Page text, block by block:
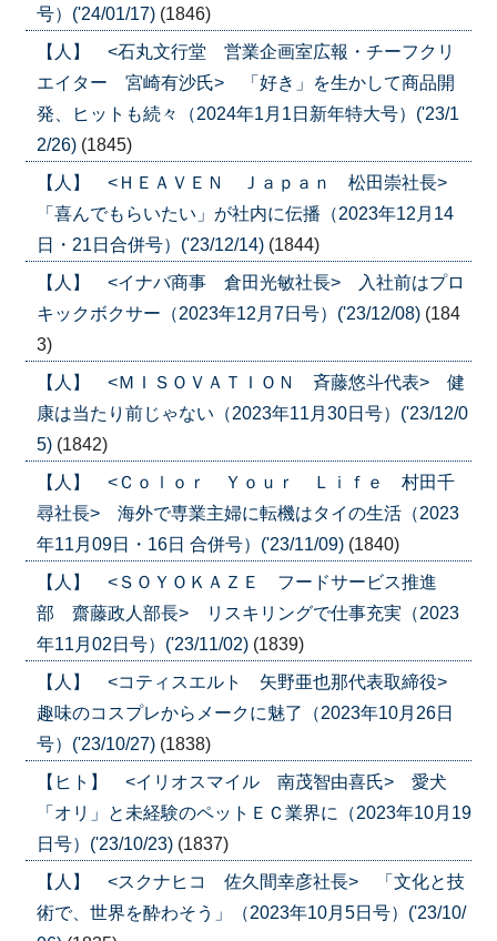
号）('24/01/17) (1846)
【人】 <石丸文行堂 営業企画室広報・チーフクリ
エイター 宮崎有沙氏> 「好き」を生かして商品開
発、ヒットも続々（2024年1月1日新年特大号）('23/1
2/26) (1845)
【人】 <ＨＥＡＶＥＮ Ｊａｐａｎ 松田崇社長>
「喜んでもらいたい」が社内に伝播（2023年12月14
日・21日合併号）('23/12/14) (1844)
【人】 <イナバ商事 倉田光敏社長> 入社前はプロ
キックボクサー（2023年12月7日号）('23/12/08) (184
3)
【人】 <ＭＩＳＯＶＡＴＩＯＮ 斉藤悠斗代表> 健
康は当たり前じゃない（2023年11月30日号）('23/12/0
5) (1842)
【人】 <Ｃｏｌｏｒ Ｙｏｕｒ Ｌｉｆｅ 村田千
尋社長> 海外で専業主婦に転機はタイの生活（2023
年11月09日・16日 合併号）('23/11/09) (1840)
【人】 <ＳＯＹＯＫＡＺＥ フードサービス推進
部 齋藤政人部長> リスキリングで仕事充実（2023
年11月02日号）('23/11/02) (1839)
【人】 <コティスエルト 矢野亜也那代表取締役>
趣味のコスプレからメークに魅了（2023年10月26日
号）('23/10/27) (1838)
【ヒト】 <イリオスマイル 南茂智由喜氏> 愛犬
「オリ」と未経験のペットＥＣ業界に（2023年10月19
日号）('23/10/23) (1837)
【人】 <スクナヒコ 佐久間幸彦社長> 「文化と技
術で、世界を酔わそう」（2023年10月5日号）('23/10/